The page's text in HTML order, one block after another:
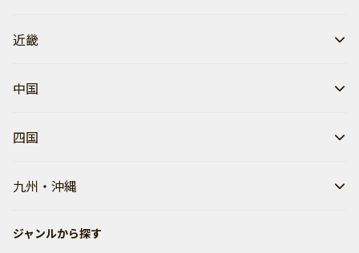
近畿
中国
四国
九州・沖縄
ジャンルから探す